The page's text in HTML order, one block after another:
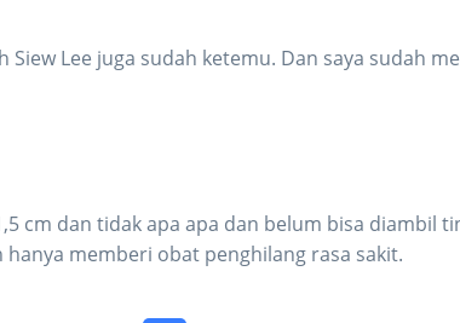
Siew Lee juga sudah ketemu. Dan saya sudah
cm dan tidak apa apa dan belum bisa diambil
memberi obat penghilang rasa sakit.